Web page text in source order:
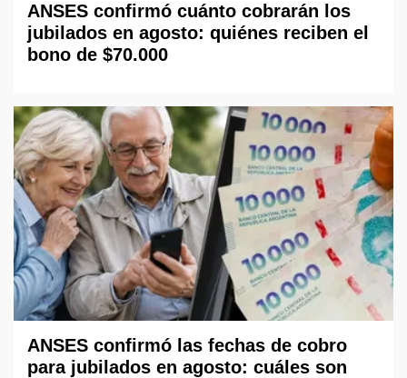
ANSES confirmó cuánto cobrarán los
jubilados en agosto: quiénes reciben el
bono de $70.000
ANSES confirmó las fechas de cobro
para jubilados en agosto: cuáles son